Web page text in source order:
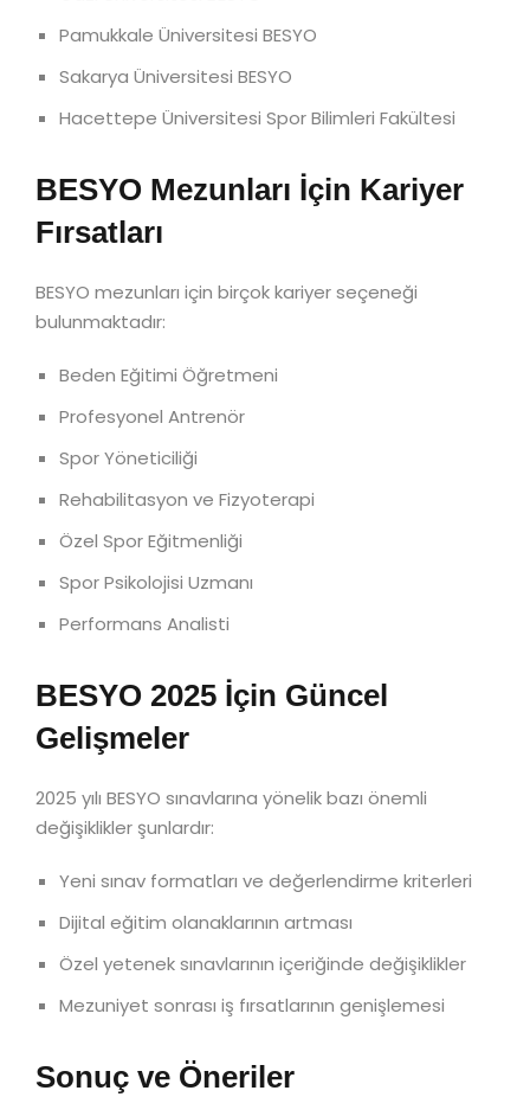
Pamukkale Üniversitesi BESYO
Sakarya Üniversitesi BESYO
Hacettepe Üniversitesi Spor Bilimleri Fakültesi
BESYO Mezunları İçin Kariyer
Fırsatları
BESYO mezunları için birçok kariyer seçeneği
bulunmaktadır:
Beden Eğitimi Öğretmeni
Profesyonel Antrenör
Spor Yöneticiliği
Rehabilitasyon ve Fizyoterapi
Özel Spor Eğitmenliği
Spor Psikolojisi Uzmanı
Performans Analisti
BESYO 2025 İçin Güncel
Gelişmeler
2025 yılı BESYO sınavlarına yönelik bazı önemli
değişiklikler şunlardır:
Yeni sınav formatları ve değerlendirme kriterleri
Dijital eğitim olanaklarının artması
Özel yetenek sınavlarının içeriğinde değişiklikler
Mezuniyet sonrası iş fırsatlarının genişlemesi
Sonuç ve Öneriler